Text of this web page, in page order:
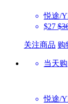
悦途/
$27
关注商品 购
当天购
悦途/